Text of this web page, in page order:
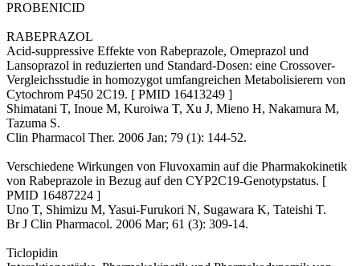
PROBENICID
RABEPRAZOL
Acid-suppressive Effekte von Rabeprazole, Omeprazol und
Lansoprazol in reduzierten und Standard-Dosen: eine Crossover-
Vergleichsstudie in homozygot umfangreichen Metabolisierern von
Cytochrom P450 2C19. [ PMID 16413249 ]
Shimatani T, Inoue M, Kuroiwa T, Xu J, Mieno H, Nakamura M,
Tazuma S.
Clin Pharmacol Ther. 2006 Jan; 79 (1): 144-52.
Verschiedene Wirkungen von Fluvoxamin auf die Pharmakokinetik
von Rabeprazole in Bezug auf den CYP2C19-Genotypstatus. [
PMID 16487224 ]
Uno T, Shimizu M, Yasui-Furukori N, Sugawara K, Tateishi T.
Br J Clin Pharmacol. 2006 Mar; 61 (3): 309-14.
Ticlopidin